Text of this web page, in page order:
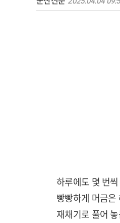
하루에도 몇 번
빵빵하게 머금은
재채기로 풀어